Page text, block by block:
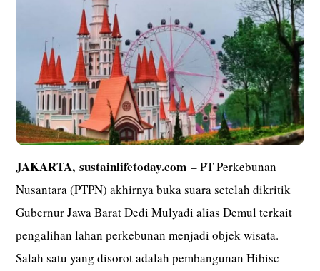
JAKARTA,sustainlifetoday.com – PT Perkebunan
Nusantara (PTPN) akhirnya buka suara setelah dikritik
Gubernur Jawa Barat Dedi Mulyadi alias Demul terkait
pengalihan lahan perkebunan menjadi objek wisata.
Salah satu yang disorot adalah pembangunan Hibisc